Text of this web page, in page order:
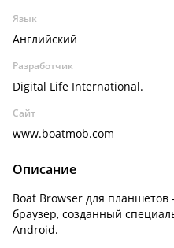
Язык
Английский
Разработчик
Digital Life International.
Сайт
www.boatmob.com
Описание
Boat Browser для
браузер, созданный
Android.